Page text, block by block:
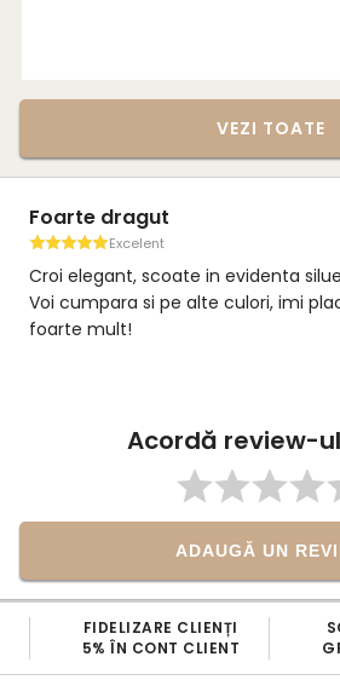
VEZI TOATE
Foarte dragut
Excelent
Croi elegant, scoate in evidenta
Voi cumpara si pe alte culori, imi
foarte mult!
Acordă review-
ADAUGĂ UN
FIDELIZARE CLIENȚI
5% ÎN CONT CLIENT